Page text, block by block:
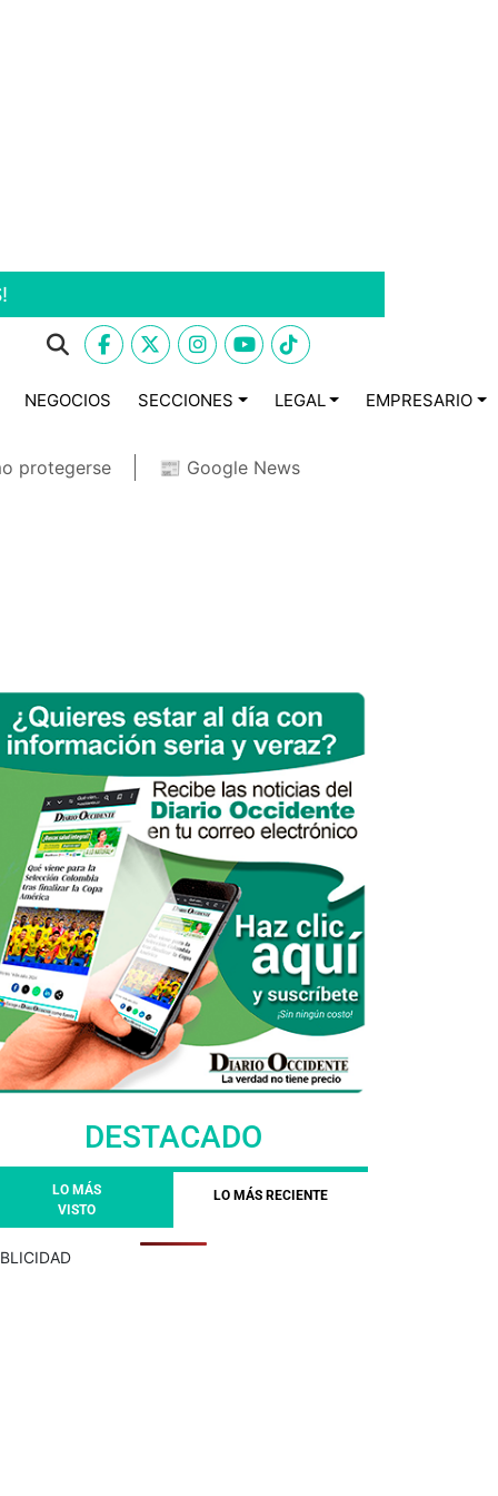
NEGOCIOS SECCIONES LEGAL EMPRESARIO
protegerse 📰 Google News
DESTACADO
LO MÁS
VISTO
LO MÁS RECIENTE